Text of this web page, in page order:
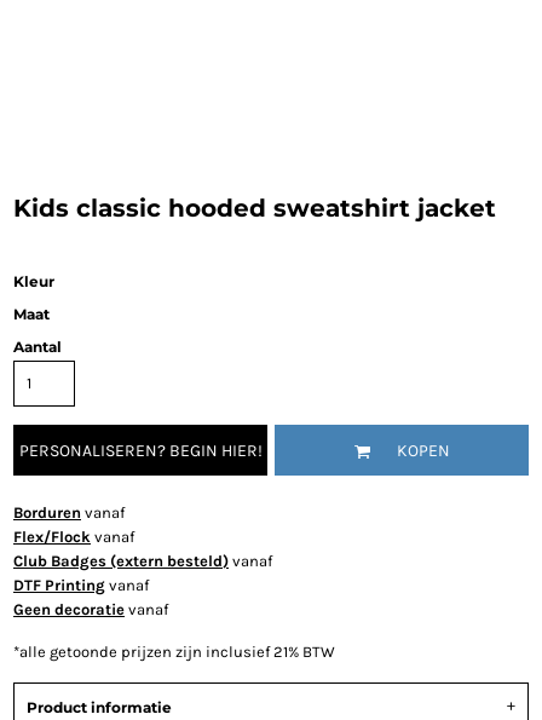
Kids classic hooded sweatshirt jacket
Kleur
Maat
Aantal
PERSONALISEREN? BEGIN HIER! KOPEN
Borduren vanaf
Flex/Flock vanaf
Club Badges (extern besteld) vanaf
DTF Printing vanaf
Geen decoratie vanaf
*alle getoonde prijzen zijn inclusief 21% BTW
Product informatie